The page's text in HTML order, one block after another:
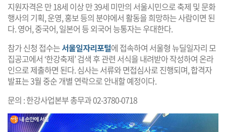
지원자격은 만 18세 이상 만 39세 미만의 서울시민으로 축제 및 문화
행사의 기획, 운영, 홍보 등의 분야에서 활동을 희망하는 사람이면 된
다. 영어, 중국어, 일본어 등 외국어 능통자는 우대한다.
참가 신청 접수는서울일자리포털에 접속하여 서울형 뉴딜일자리 모
집공고에서 ‘한강축제’ 검색 후 관련 서식을 내려받아 작성하여 온라
인으로 제출하면 된다. 심사는 서류와 면접심사로 진행되며, 합격자
발표는 3월 중순 개별 연락으로 안내할 예정이다.
문의 : 한강사업본부 총무과 02-3780-0718